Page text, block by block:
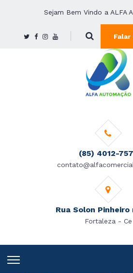
Sejam Bem Vindo a ALFA
(85) 4012-
Rua Solon Pinheiro
Fortaleza - Ce